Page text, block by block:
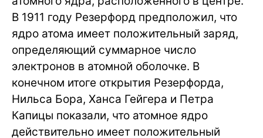
В 1911 году Резерфорд предположил, что
ядро атома имеет положительный заряд,
определяющий суммарное число
электронов в атомной оболочке. В
конечном итоге открытия Резерфорда,
Нильса Бора, Ханса Гейгера и Петра
Капицы показали, что атомное ядро
действительно имеет положительный